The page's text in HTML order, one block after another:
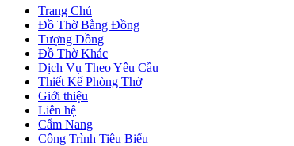
Trang Chủ
Đồ Thờ Bằng Đồng
Tượng Đồng
Đồ Thờ Khác
Dịch Vụ Theo Yêu Cầu
Thiết Kế Phòng Thờ
Giới thiệu
Liên hệ
Cẩm Nang
Công Trình Tiêu Biểu